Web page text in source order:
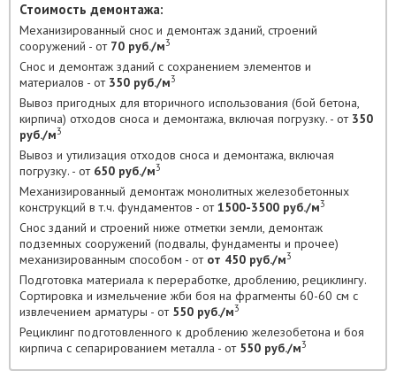
Стоимость демонтажа:
Механизированный снос и демонтаж зданий, строений
сооружений - от 70 руб./м3
Снос и демонтаж зданий с сохранением элементов и
материалов - от 350 руб./м3
Вывоз пригодных для вторичного использования (бой бетона,
кирпича) отходов сноса и демонтажа, включая погрузку. - от 350
руб./м3
Вывоз и утилизация отходов сноса и демонтажа, включая
погрузку. - от 650 руб./м3
Механизированный демонтаж монолитных железобетонных
конструкций в т.ч. фундаментов - от1500-3500 руб./м3
Снос зданий и строений ниже отметки земли, демонтаж
подземных сооружений (подвалы, фундаменты и прочее)
механизированным способом - от от 450 руб./м3
Подготовка материала к переработке, дроблению, рециклингу.
Сортировка и измельчение жби боя на фрагменты 60-60 см с
извлечением арматуры - от 550 руб./м3
Рециклинг подготовленного к дроблению железобетона и боя
кирпича с сепарированием металла - от 550 руб./м3